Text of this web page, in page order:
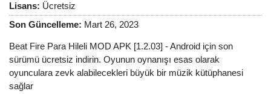
Lisans: Ücretsiz
Son Güncelleme: Mart 26, 2023
Beat Fire Para Hileli MOD APK [1.2.03] - Android için son
sürümü ücretsiz indirin. Oyunun oynanışı esas olarak
oyunculara zevk alabilecekleri büyük bir müzik kütüphanesi
sağlar